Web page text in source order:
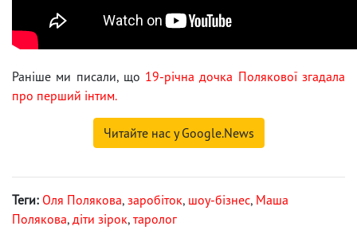
Раніше ми писали, що 19-річна дочка Полякової згадала
про перший інтим.
Читайте нас у Google.News
Теги: Оля Полякова, заробіток, шоу-бізнес, Маша
Полякова, діти зірок, таролог